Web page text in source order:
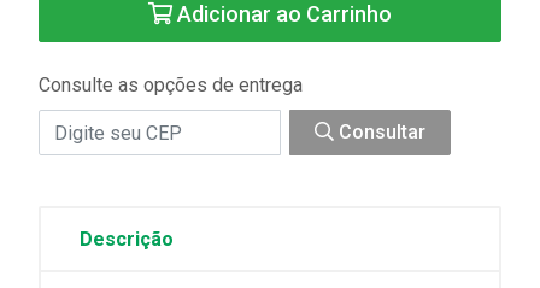
Adicionar ao Carrinho
Consulte as opções de entrega
Consultar
Descrição